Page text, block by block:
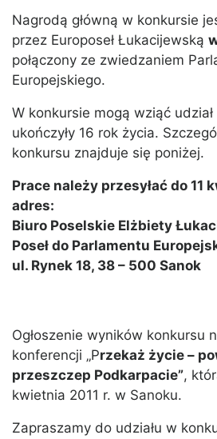
Nagrodą główną w konkursie
przez Europoseł Łukacijewską
połączony ze zwiedzaniem
Europejskiego.
W konkursie mogą wziąć
ukończyły 16 rok życia.
konkursu znajduje się poniżej.
Prace należy przesyłać do 11
adres:
Biuro Poselskie Elżbiety
Poseł do Parlamentu
ul. Rynek 18, 38 – 500 Sanok
Ogłoszenie wyników konkursu
konferencji „Przekaż życie –
przeszczep Podkarpacie”,
kwietnia 2011 r. w Sanoku.
Zapraszamy do udziału w